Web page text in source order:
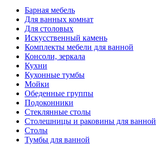
Барная мебель
Для ванных комнат
Для столовых
Искусственный камень
Комплекты мебели для ванной
Консоли, зеркала
Кухни
Кухонные тумбы
Мойки
Обеденные группы
Подоконники
Стеклянные столы
Столешницы и раковины для ванной
Столы
Тумбы для ванной